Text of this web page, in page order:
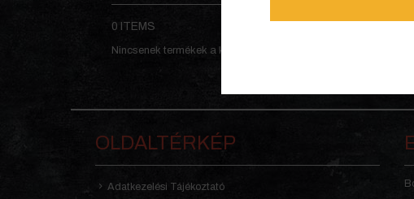
0 ITEMS
Nincsenek termékek a kosárban.
OLDALTÉRKÉP
Adatkezelési Tájékoztató